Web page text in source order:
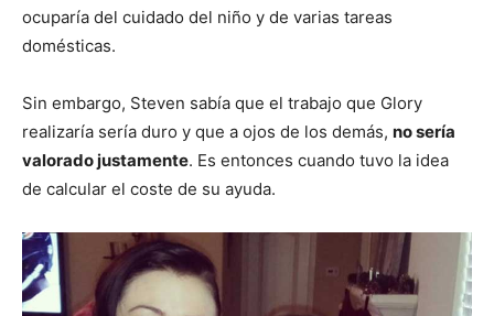
ocuparía del cuidado del niño y de varias tareas
domésticas.
Sin embargo, Steven sabía que el trabajo que Glory
realizaría sería duro y que a ojos de los demás, no sería
valorado justamente. Es entonces cuando tuvo la idea
de calcular el coste de su ayuda.